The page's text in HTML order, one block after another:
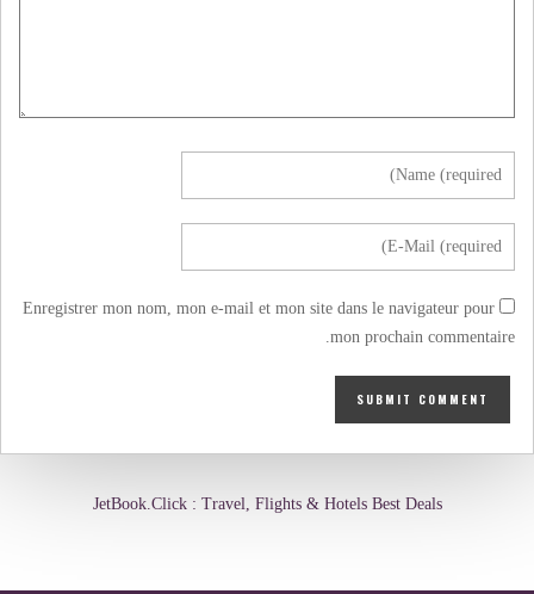
Enregistrer mon nom, mon e-mail et mon site dans le navigateur pour
mon prochain commentaire.
JetBook.Click : Travel, Flights & Hotels Best Deals